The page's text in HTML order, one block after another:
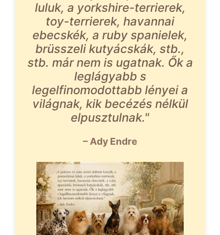
luluk, a yorkshire-terrierek,
toy-terrierek, havannai
ebecskék, a ruby spanielek,
brüsszeli kutyácskák, stb.,
stb. már nem is ugatnak. Ők a
leglágyabb s
legelfinomodottabb lényei a
világnak, kik becézés nélkül
elpusztulnak."
– Ady Endre